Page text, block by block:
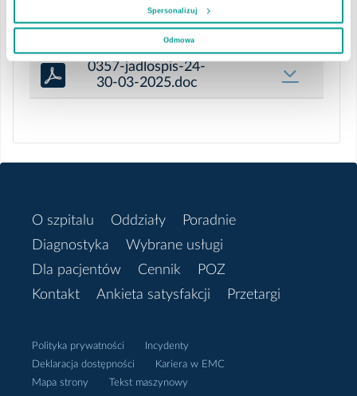
Spersonalizuj
Odmowa
Wrzesień 2025 - Jadłospis
Wrzesień 2025 - Zdjęcia posiłków
Lipiec 2025 - Zdjęcia posiłków
Czerwiec 2025 - Zdjęcia posiłków
Maj 2025 - Zdjęcia posiłków
0346-jadlospis-17-
23-03-2025.doc
0357-jadlospis-24-
30-03-2025.doc
O szpitalu Oddziały
Poradnie
Diagnostyka
Wybrane usługi
Dla pacjentów
Cennik
POZ
Kontakt
Ankieta satysfakcji Przetargi
Polityka prywatności
Incydenty
Deklaracja dostępności
Kariera w EMC
Mapa strony
Tekst maszynowy